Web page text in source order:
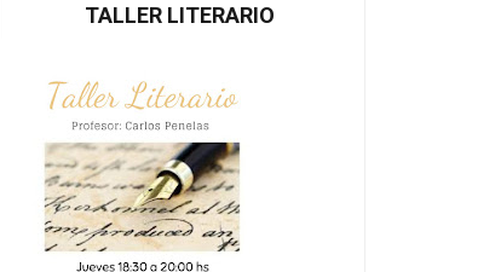
TALLER LITERARIO